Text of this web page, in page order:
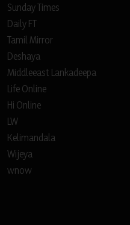
Sunday Times
Daily FT
Tamil Mirror
Deshaya
Middleeast Lankadeepa
Life Online
Hi Online
LW
Kelimandala
Wijeya
wnow